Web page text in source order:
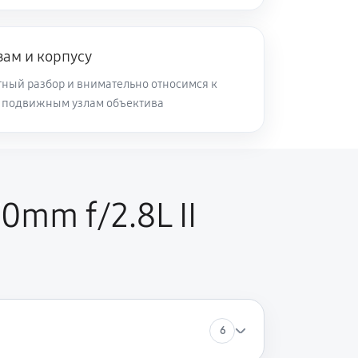
60 минут
и корпусу
разбор и внимательно относимся к
подвижным узлам объектива
f/2.8L II
6